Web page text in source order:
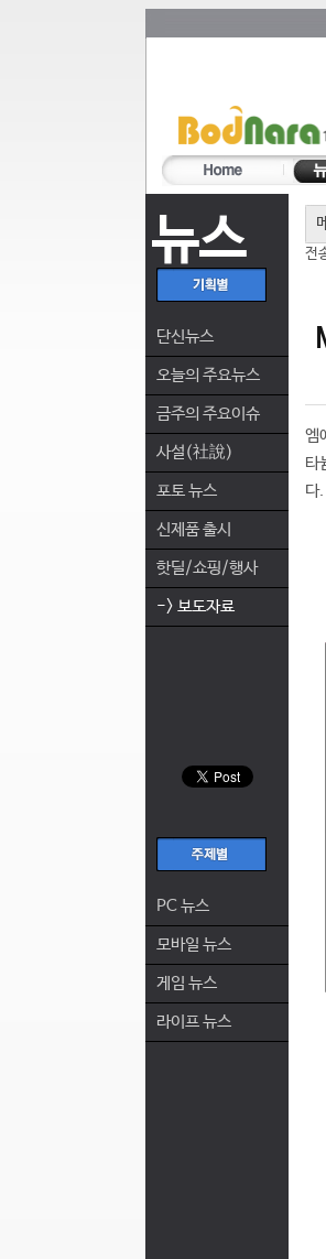
뉴스
단신뉴스
오늘의 주요뉴스
금주의 주요이슈
사설(社說)
포토 뉴스
신제품 출시
핫딜/쇼핑/행사
-> 보도자료
PC 뉴스
모바일 뉴스
게임 뉴스
라이프 뉴스
전
엠
타
다.